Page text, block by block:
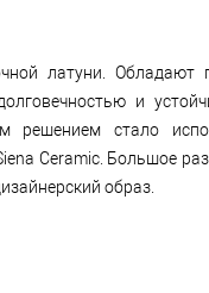
латуни. Обладают
и
решением стало
Ceramic. Большое
образ.